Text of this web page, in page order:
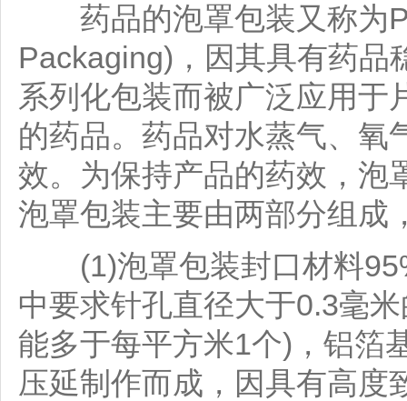
药品的泡罩包装又称为
Packaging)，因其具有药品
系列化包装而被广泛应用于
的药品。药品对水蒸气、氧
效。为保持产品的药效，泡
泡罩包装主要由两部分组成
(1)泡罩包装封口材料
中要求针孔直径大于0.3毫
能多于每平方米1个)，铝箔
压延制作而成，因具有高度